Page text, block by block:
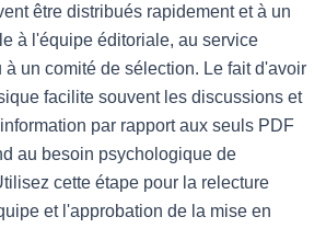
être distribués rapidement et à un
à l'équipe éditoriale, au service
à un comité de sélection. Le fait d'avoir
facilite souvent les discussions et
par rapport aux seuls PDF
au besoin psychologique de
cette étape pour la relecture
et l'approbation de la mise en